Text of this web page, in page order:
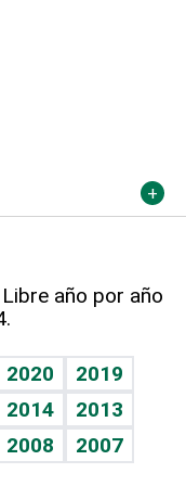
año por año
2020
2019
2014
2013
2008
2007